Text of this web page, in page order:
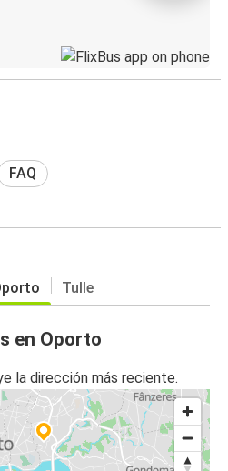
FAQ
Tulle
en Oporto
la dirección más reciente.